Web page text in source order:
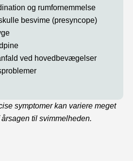
og rumfornemmelse
besvime (presyncope)
ved hovedbevægelser
symptomer kan variere meget
til svimmelheden.